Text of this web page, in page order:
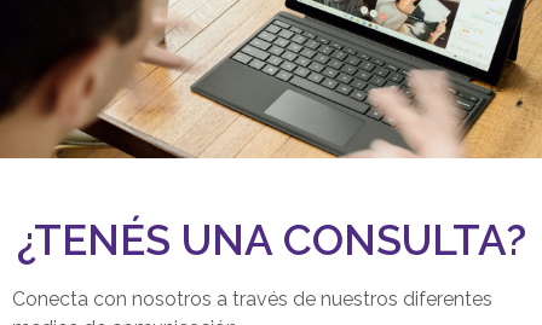
¿TENÉS UNA CONSULTA?
Conecta con nosotros a través de nuestros diferentes